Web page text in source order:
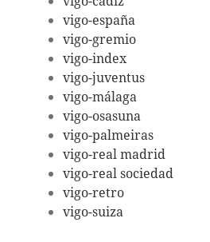
vigo-españa
vigo-gremio
vigo-index
vigo-juventus
vigo-málaga
vigo-osasuna
vigo-palmeiras
vigo-real madrid
vigo-real sociedad
vigo-retro
vigo-suiza